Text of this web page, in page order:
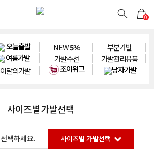
0
오늘출발 NEW5%
부분가발
여름가발 가발수선
가발관리용품
달의가발 조이위그 남자가발
사이즈별 가발선택
택하세요. 사이즈별 가발선택